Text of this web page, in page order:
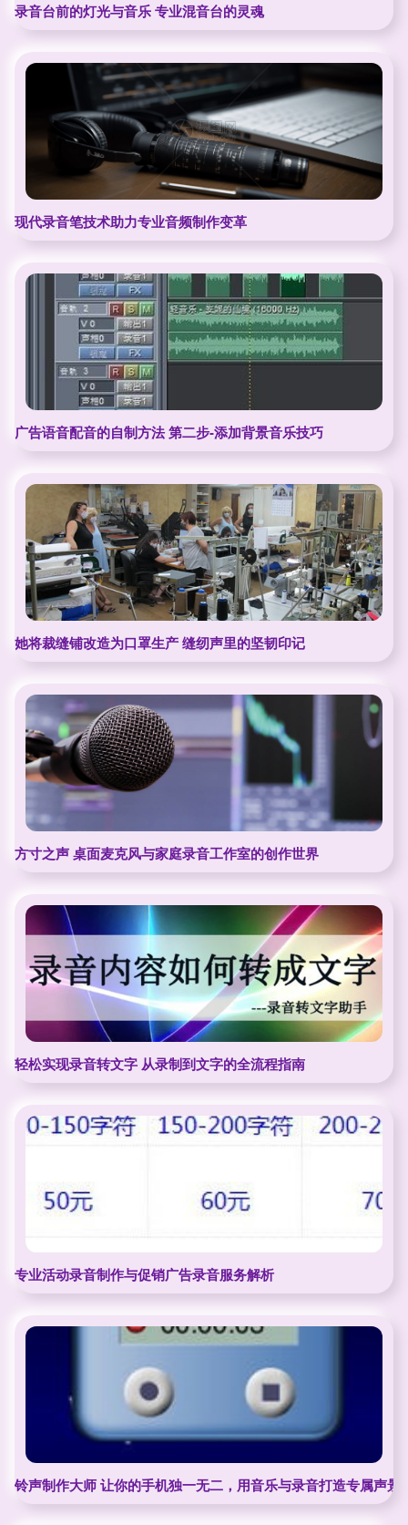
录音台前的灯光与音乐 专业混音台的灵魂
现代录音笔技术助力专业音频制作变革
广告语音配音的自制方法 第二步-添加背景音乐技巧
她将裁缝铺改造为口罩生产 缝纫声里的坚韧印记
方寸之声 桌面麦克风与家庭录音工作室的创作世界
轻松实现录音转文字 从录制到文字的全流程指南
专业活动录音制作与促销广告录音服务解析
铃声制作大师 让你的手机独一无二，用音乐与录音打造专属声景